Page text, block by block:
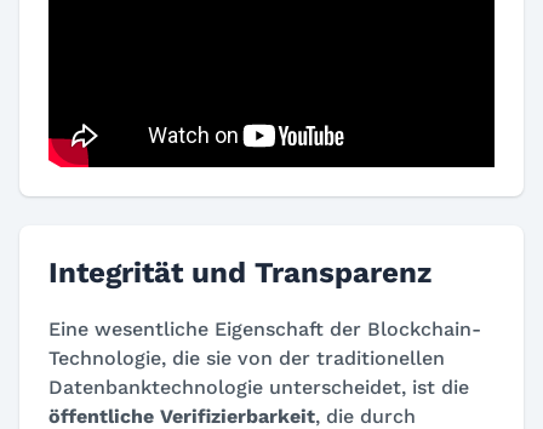
Integrität und Transparenz
Eine wesentliche Eigenschaft der Blockchain-
Technologie, die sie von der traditionellen
Datenbanktechnologie unterscheidet, ist die
öffentliche Verifizierbarkeit, die durch